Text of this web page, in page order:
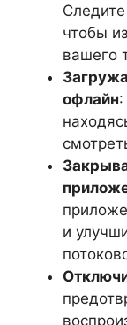
чтобы
вашего
офлайн
и